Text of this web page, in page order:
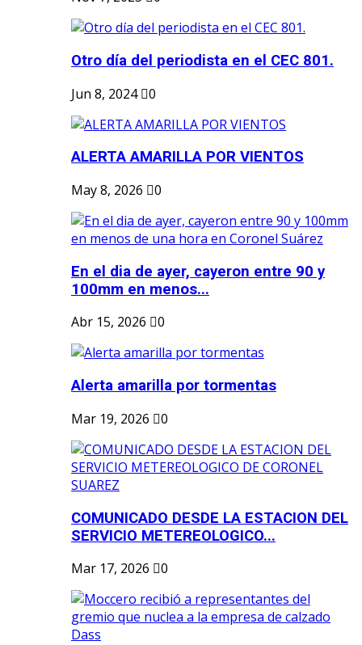
Otro día del periodista en el CEC 801.
Jun 8, 2024
0
ALERTA AMARILLA POR VIENTOS
May 8, 2026
0
En el dia de ayer, cayeron entre 90 y
100mm en menos...
Abr 15, 2026
0
Alerta amarilla por tormentas
Mar 19, 2026
0
COMUNICADO DESDE LA ESTACION DEL
SERVICIO METEREOLOGICO...
Mar 17, 2026
0